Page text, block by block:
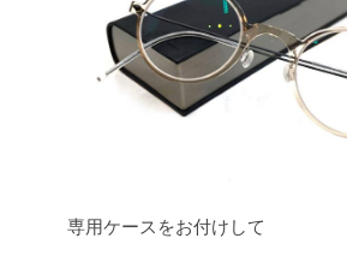
専用ケースをお付けして